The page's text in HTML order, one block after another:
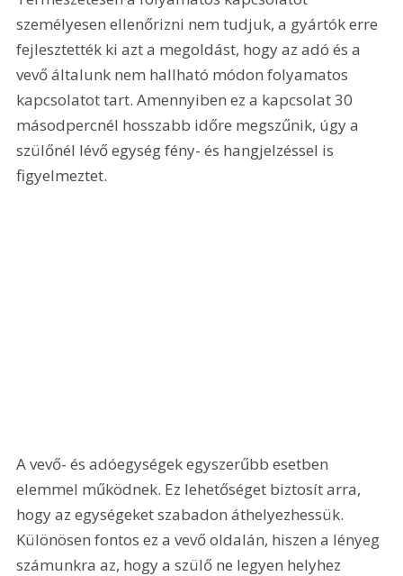
személyesen ellenőrizni nem tudjuk, a gyártók erre
fejlesztették ki azt a megoldást, hogy az adó és a
vevő általunk nem hallható módon folyamatos
kapcsolatot tart. Amennyiben ez a kapcsolat 30
másodpercnél hosszabb időre megszűnik, úgy a
szülőnél lévő egység fény- és hangjelzéssel is
figyelmeztet.
A vevő- és adóegységek egyszerűbb esetben
elemmel működnek. Ez lehetőséget biztosít arra,
hogy az egységeket szabadon áthelyezhessük.
Különösen fontos ez a vevő oldalán, hiszen a lényeg
számunkra az, hogy a szülő ne legyen helyhez